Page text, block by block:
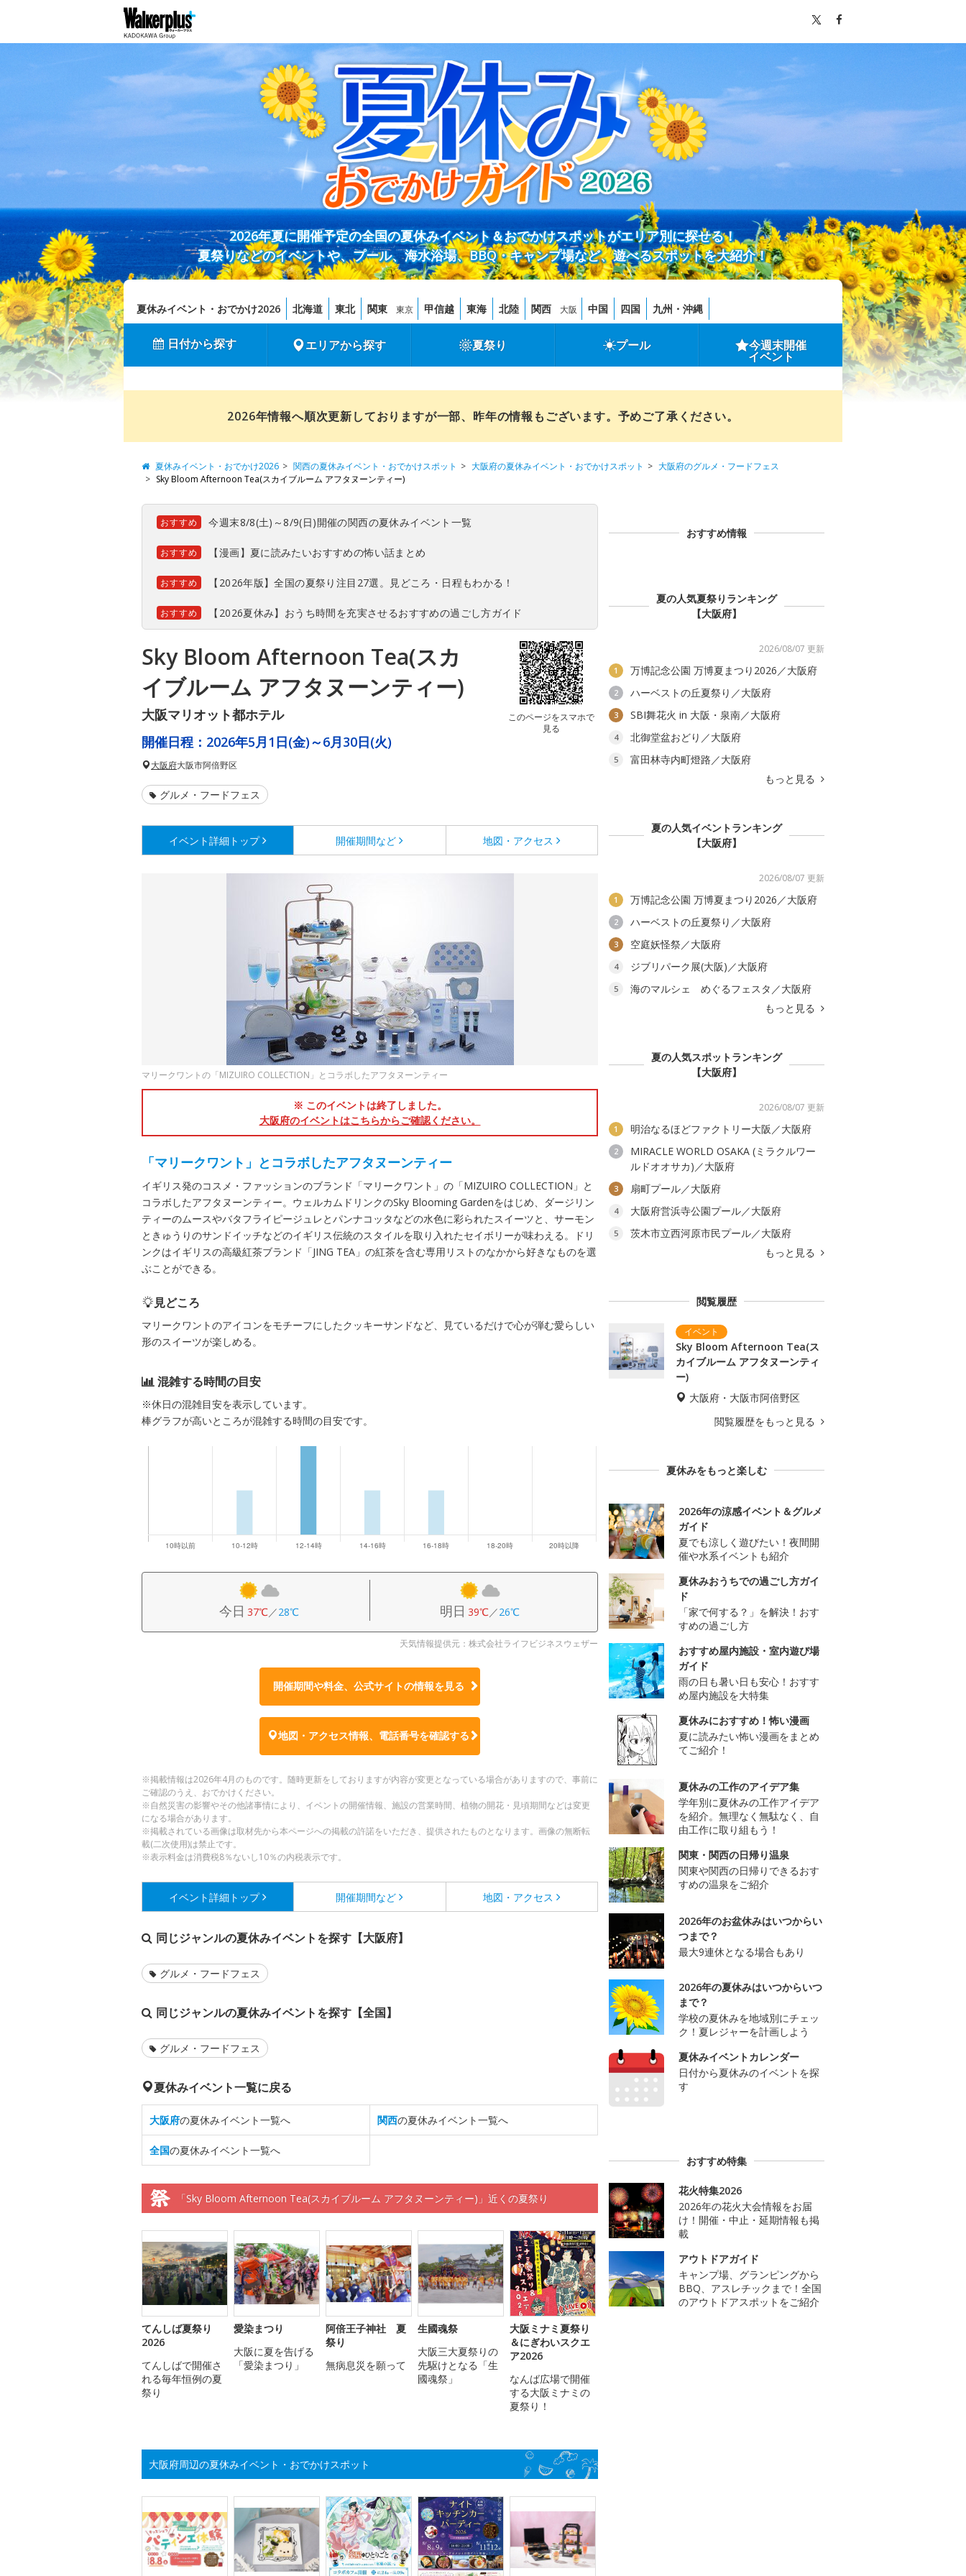
2026年夏に開催予定の全国の夏休みイベント＆おでかけスポットがエリア別に探せる！
夏祭りなどのイベントや、プール、海水浴場、BBQ・キャンプ場など、遊べるスポットを大紹介！
夏休みイベント・おでかけ2026 北海道 東北 関東 東京 甲信越 東海 北陸 関西 大阪 中国 四国 九州・沖縄
日付から探す エリアから探す 夏祭り プール 今週末開催
イベント
2026年情報へ順次更新しておりますが一部、昨年の情報もございます。予めご了承ください。
夏休みイベント・おでかけ2026 関西の夏休みイベント・おでかけスポット 大阪府の夏休みイベント・おでかけスポット
大阪府のグルメ・フードフェス
Sky Bloom Afternoon Tea(スカイブルーム アフタヌーンティー)
おすすめ 今週末8/8(土)～8/9(日)開催の関西の夏休みイベント一覧
おすすめ 【漫画】夏に読みたいおすすめの怖い話まとめ
おすすめ 【2026年版】全国の夏祭り注目27選。見どころ・日程もわかる！
おすすめ 【2026夏休み】おうち時間を充実させるおすすめの過ごし方ガイド
Sky Bloom Afternoon Tea(スカ
イブルーム アフタヌーンティー)
大阪マリオット都ホテル
このページをスマホで
見る
開催日程： 2026年5月1日(金)～6月30日(火)
大阪府大阪市阿倍野区
グルメ・フードフェス
イベント詳細 トップ 開催期間など 地図・アクセス
マリークワントの「MIZUIRO COLLECTION」とコラボしたアフタヌーンティー
※ このイベントは終了しました。
大阪府のイベントはこちらからご確認ください。
「マリークワント」とコラボしたアフタヌーンティー
イギリス発のコスメ・ファッションのブランド「マリークワント」の「MIZUIRO COLLECTION」と
コラボしたアフタヌーンティー。ウェルカムドリンクのSky Blooming Gardenをはじめ、ダージリン
ティーのムースやバタフライピージュレとパンナコッタなどの水色に彩られたスイーツと、サーモン
ときゅうりのサンドイッチなどのイギリス伝統のスタイルを取り入れたセイボリーが味わえる。ドリ
ンクはイギリスの高級紅茶ブランド「JING TEA」の紅茶を含む専用リストのなかから好きなものを選
ぶことができる。
見どころ
マリークワントのアイコンをモチーフにしたクッキーサンドなど、見ているだけで心が弾む愛らしい
形のスイーツが楽しめる。
混雑する時間の目安
※休日の混雑目安を表示しています。
棒グラフが高いところが混雑する時間の目安です。
今日 37℃／28℃ 明日 39℃／26℃
天気情報提供元：株式会社ライフビジネスウェザー
開催期間や料金、公式サイトの情報を見る
地図・アクセス情報、電話番号を確認する
※掲載情報は2026年4月のものです。随時更新をしておりますが内容が変更となっている場合がありますので、事前に
ご確認のうえ、おでかけください。
※自然災害の影響やその他諸事情により、イベントの開催情報、施設の営業時間、植物の開花・見頃期間などは変更
になる場合があります。
※掲載されている画像は取材先から本ページへの掲載の許諾をいただき、提供されたものとなります。画像の無断転
載(二次使用)は禁止です。
※表示料金は消費税8％ないし10％の内税表示です。
イベント詳細 トップ 開催期間など 地図・アクセス
同じジャンルの夏休みイベントを探す【大阪府】
グルメ・フードフェス
同じジャンルの夏休みイベントを探す【全国】
グルメ・フードフェス
夏休みイベント一覧に戻る
大阪府の夏休みイベント一覧へ 関西の夏休みイベント一覧へ
全国の夏休みイベント一覧へ
「Sky Bloom Afternoon Tea(スカイブルーム アフタヌーンティー)」近くの夏祭り
てんしば夏祭り
2026
てんしばで開催さ
れる毎年恒例の夏
祭り
愛染まつり
大阪に夏を告げる
「愛染まつり」
阿倍王子神社 夏
祭り
無病息災を願って
生國魂祭
大阪三大夏祭りの
先駆けとなる「生
國魂祭」
大阪ミナミ夏祭り
＆にぎわいスクエ
ア2026
なんば広場で開催
する大阪ミナミの
夏祭り！
大阪府周辺の夏休みイベント・おでかけスポット
おすすめ情報
夏の人気夏祭りランキング
【大阪府】
2026/08/07 更新
1 万博記念公園 万博夏まつり2026／大阪府
2 ハーベストの丘夏祭り／大阪府
3 SBI舞花火 in 大阪・泉南／大阪府
4 北御堂盆おどり／大阪府
5
富田林寺内町燈路／大阪府
もっと見る
夏の人気イベントランキング
【大阪府】
2026/08/07 更新
1 万博記念公園 万博夏まつり2026／大阪府
2 ハーベストの丘夏祭り／大阪府
3 空庭妖怪祭／大阪府
4 ジブリパーク展(大阪)／大阪府
5
海のマルシェ めぐるフェスタ／大阪府
もっと見る
夏の人気スポットランキング
【大阪府】
2026/08/07 更新
1 明治なるほどファクトリー大阪／大阪府
2
MIRACLE WORLD OSAKA (ミラクルワー
ルドオオサカ)／大阪府
3 扇町プール／大阪府
4 大阪府営浜寺公園プール／大阪府
5
茨木市立西河原市民プール／大阪府
もっと見る
閲覧履歴
Sky Bloom Afternoon Tea(ス
カイブルーム アフタヌーンティ
ー)
大阪府・大阪市阿倍野区
閲覧履歴をもっと見る
夏休みをもっと楽しむ
2026年の涼感イベント＆グルメ
ガイド
夏でも涼しく遊びたい！夜間開
催や水系イベントも紹介
夏休みおうちでの過ごし方ガイ
ド
「家で何する？」を解決！おす
すめの過ごし方
おすすめ屋内施設・室内遊び場
ガイド
雨の日も暑い日も安心！おすす
め屋内施設を大特集
夏休みにおすすめ！怖い漫画
夏に読みたい怖い漫画をまとめ
てご紹介！
夏休みの工作のアイデア集
学年別に夏休みの工作アイデア
を紹介。無理なく無駄なく、自
由工作に取り組もう！
関東・関西の日帰り温泉
関東や関西の日帰りできるおす
すめの温泉をご紹介
2026年のお盆休みはいつからい
つまで？
最大9連休となる場合もあり
2026年の夏休みはいつからいつ
まで？
学校の夏休みを地域別にチェッ
ク！夏レジャーを計画しよう
夏休みイベントカレンダー
日付から夏休みのイベントを探
す
おすすめ特集
花火特集2026
2026年の花火大会情報をお届
け！開催・中止・延期情報も掲
載
アウトドアガイド
キャンプ場、グランピングから
BBQ、アスレチックまで！全国
のアウトドアスポットをご紹介